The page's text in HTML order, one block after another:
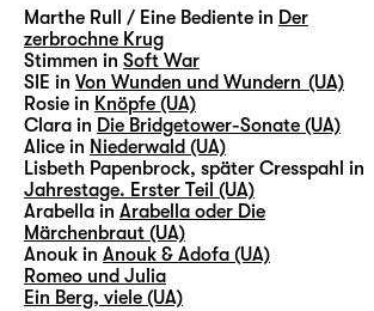
Marthe Rull / Eine Bediente in Der
zerbrochne Krug
Stimmen in Soft War
SIE in Von Wunden und Wundern (UA)
Rosie in Knöpfe (UA)
Clara in Die Bridgetower-Sonate (UA)
Alice in Niederwald (UA)
Lisbeth Papenbrock, später Cresspahl in
Jahrestage. Erster Teil (UA)
Arabella in Arabella oder Die
Märchenbraut (UA)
Anouk in Anouk & Adofa (UA)
Romeo und Julia
Ein Berg, viele (UA)